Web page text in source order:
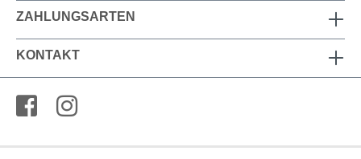
ZAHLUNGSARTEN
KONTAKT